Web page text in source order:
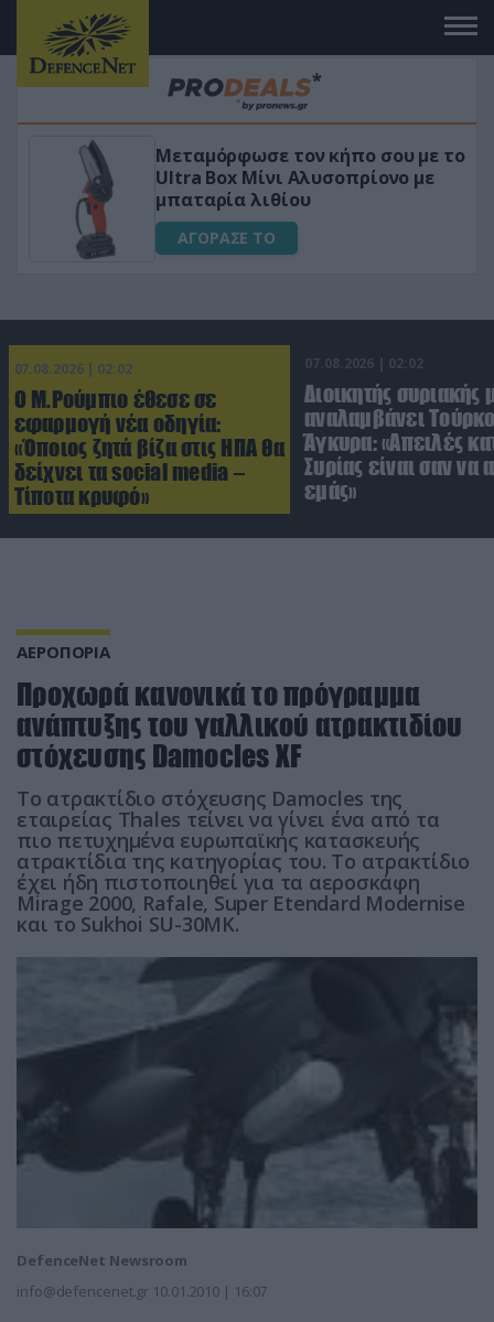
Μεταμόρφωσε τον κήπο σου με το
Ultra Box Μίνι Αλυσοπρίονο με
μπαταρία λιθίου
ΑΓΟΡΑΣΕ ΤΟ
07.08.2026 | 02:02
Ο Μ.Ρούμπιο έθεσε σε
εφαρμογή νέα οδηγία:
«Όποιος ζητά βίζα στις ΗΠΑ θα
δείχνει τα social media –
Τίποτα κρυφό»
07.08.2026 | 02:02
Διοικητής συριακής
αναλαμβάνει
Άγκυρα: «Απειλές
Συρίας είναι σαν να
εμάς»
ΑΕΡΟΠΟΡΙΑ
Προχωρά κανονικά το πρόγραμμα
ανάπτυξης του γαλλικού ατρακτιδίου
στόχευσης Damocles XF
Το ατρακτίδιο στόχευσης Damocles της
εταιρείας Thales τείνει να γίνει ένα από τα
πιο πετυχημένα ευρωπαϊκής κατασκευής
ατρακτίδια της κατηγορίας του. Το ατρακτίδιο
έχει ήδη πιστοποιηθεί για τα αεροσκάφη
Mirage 2000, Rafale, Super Etendard Modernise
και το Sukhoi SU-30MK.
DefenceNet Newsroom
info@defencenet.gr 10.01.2010 | 16:07